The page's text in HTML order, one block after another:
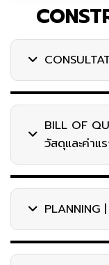
BILL OF
วัสดุและค่าแ
PLANNING